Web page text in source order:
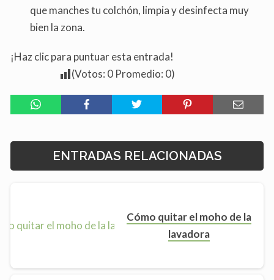
que manches tu colchón, limpia y desinfecta muy
bien la zona.
¡Haz clic para puntuar esta entrada!
(Votos: 0 Promedio: 0)
ENTRADAS RELACIONADAS
Cómo quitar el moho de la
lavadora